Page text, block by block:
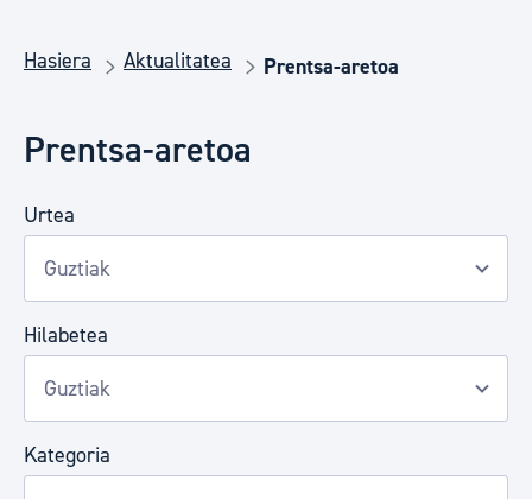
Hasiera Aktualitatea Prentsa-aretoa
Prentsa-aretoa
Urtea
Hilabetea
Kategoria